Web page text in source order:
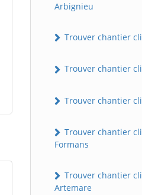
Arbignieu
Trouver chantier
Trouver chantier
Trouver chantier
Trouver chantier
Formans
Trouver chantier
Artemare